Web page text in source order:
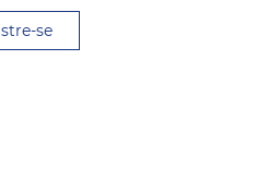
se